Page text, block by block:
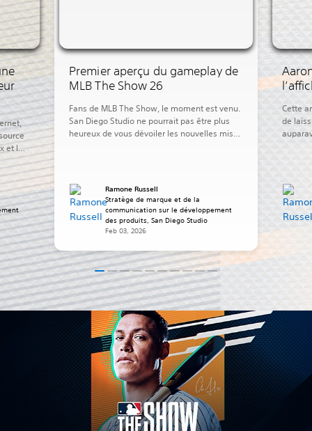
Premier aperçu du gameplay de
MLB The Show 26
Fans de MLB The Show, le moment est venu.
San Diego Studio ne pourrait pas être plus
heureux de vous dévoiler les nouvelles mises
proposons encore plus d’action sur le terrain
et en […]
Ramone Russell
Stratège de marque et de la
communication sur le développement
des produits, San Diego Studio
Feb 03, 2026
Cette
de
une
Cette
et la
au
et
au […]